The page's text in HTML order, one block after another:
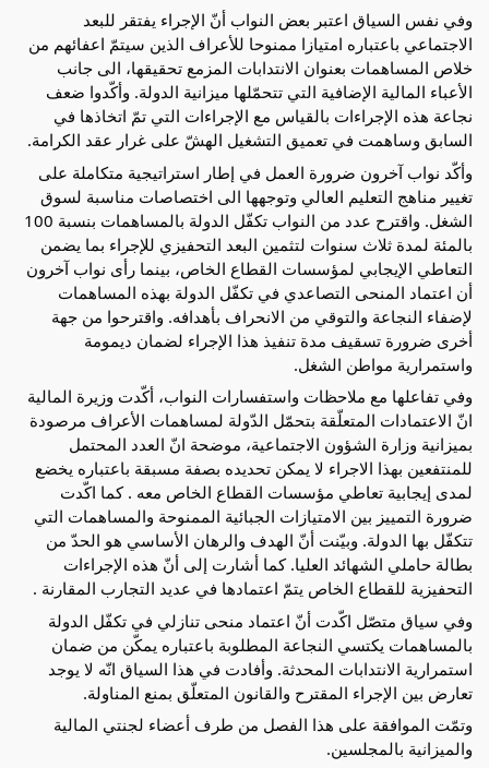
وفي نفس السياق اعتبر بعض النواب أنّ الإجراء يفتقر للبعد
الاجتماعي باعتباره امتيازا ممنوحا للأعراف الذين سيتمّ اعفائهم من
خلاص المساهمات بعنوان الانتدابات المزمع تحقيقها، الى جانب
الأعباء المالية الإضافية التي تتحمّلها ميزانية الدولة. وأكّدوا ضعف
نجاعة هذه الإجراءات بالقياس مع الإجراءات التي تمّ اتخاذها في
السابق وساهمت في تعميق التشغيل الهشّ على غرار عقد الكرامة.
وأكّد نواب آخرون ضرورة العمل في إطار استراتيجية متكاملة على
تغيير مناهج التعليم العالي وتوجهها الى اختصاصات مناسبة لسوق
الشغل. واقترح عدد من النواب تكفّل الدولة بالمساهمات بنسبة 100
بالمئة لمدة ثلاث سنوات لتثمين البعد التحفيزي للإجراء بما يضمن
التعاطي الإيجابي لمؤسسات القطاع الخاص، بينما رأى نواب آخرون
أن اعتماد المنحى التصاعدي في تكفّل الدولة بهذه المساهمات
لإضفاء النجاعة والتوقي من الانحراف بأهدافه. واقترحوا من جهة
أخرى ضرورة تسقيف مدة تنفيذ هذا الإجراء لضمان ديمومة
واستمرارية مواطن الشغل.
وفي تفاعلها مع ملاحظات واستفسارات النواب، أكّدت وزيرة المالية
انّ الاعتمادات المتعلّقة بتحمّل الدّولة لمساهمات الأعراف مرصودة
بميزانية وزارة الشؤون الاجتماعية، موضحة انّ العدد المحتمل
للمنتفعين بهذا الاجراء لا يمكن تحديده بصفة مسبقة باعتباره يخضع
لمدى إيجابية تعاطي مؤسسات القطاع الخاص معه . كما اكّدت
ضرورة التمييز بين الامتيازات الجبائية الممنوحة والمساهمات التي
تتكفّل بها الدولة. وبيّنت أنّ الهدف والرهان الأساسي هو الحدّ من
بطالة حاملي الشهائد العليا. كما أشارت إلى أنّ هذه الإجراءات
التحفيزية للقطاع الخاص يتمّ اعتمادها في عديد التجارب المقارنة .
وفي سياق متصّل اكّدت أنّ اعتماد منحى تنازلي في تكفّل الدولة
بالمساهمات يكتسي النجاعة المطلوبة باعتباره يمكّن من ضمان
استمرارية الانتدابات المحدثة. وأفادت في هذا السياق انّه لا يوجد
تعارض بين الإجراء المقترح والقانون المتعلّق بمنع المناولة.
وتمّت الموافقة على هذا الفصل من طرف أعضاء لجنتي المالية
والميزانية بالمجلسين.